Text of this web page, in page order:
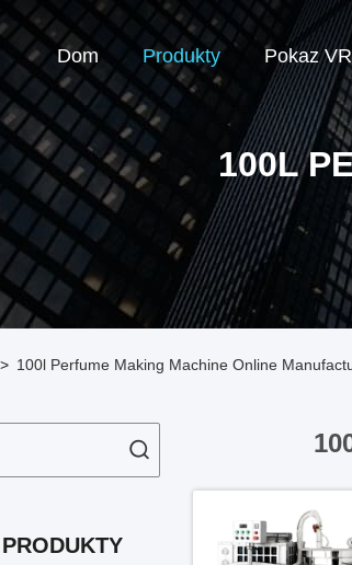
Dom Produkty Pokaz VR
100L
> 100l Perfume Making Machine Online